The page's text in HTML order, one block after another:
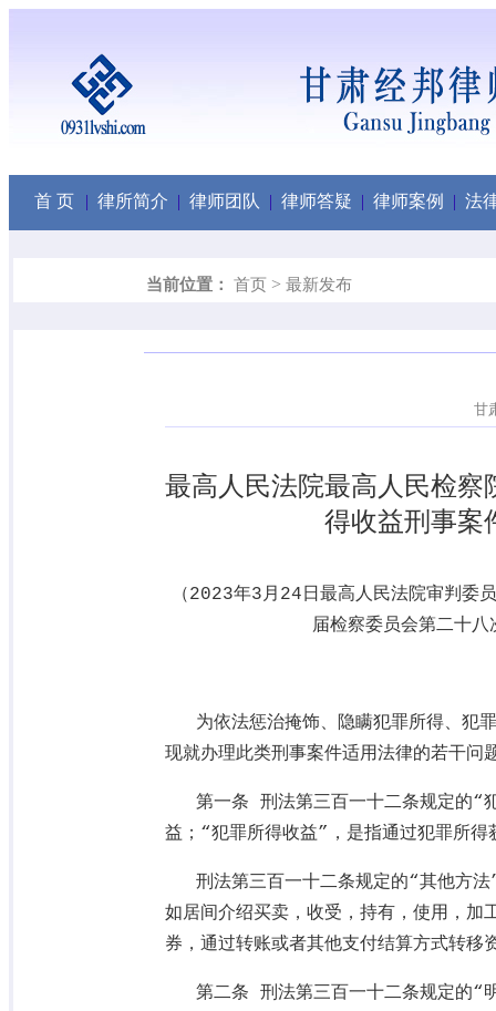
首 页 | 律所简介 | 律师团队 | 律师答疑 | 律师案例 | 法
当前位置： 首页 > 最新发布
甘
最高人民法院最高人民检
得收益刑事案
（2023年3月 24 日最高人民法院审判委
届检察委员会第二十八
为依法惩治掩饰、隐瞒犯罪所得、犯
现就办理此类刑事案件适用法律的若干问
第一条 刑法第三百一十二条规定的“
益；“犯罪所得收益”，是指通过犯罪所得
刑法第三百一十二条规定的“其他方
如居间介绍买卖，收受，持有，使用，加
券，通过转账或者其他支付结算方式转移
第二条 刑法第三百一十二条规定的“